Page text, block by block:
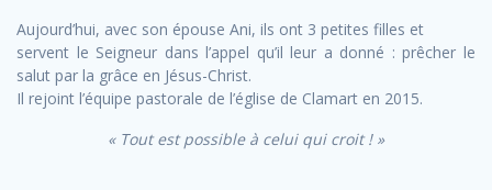
Aujourd’hui, avec son épouse Ani, ils ont 3 petites filles et
servent le Seigneur dans l’appel qu’il leur a donné : prêcher le
salut par la grâce en Jésus-Christ.
Il rejoint l’équipe pastorale de l’église de Clamart en 2015.
« Tout est possible à celui qui croit ! »